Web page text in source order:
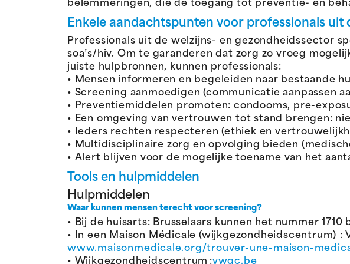
belemmeringen, die de toegang tot preventie- en
Enkele aandachtspunten voor professionals
Professionals uit de welzijns- en gezondheidssector
soa’s/hiv. Om te garanderen dat zorg zo vroeg
juiste hulpbronnen, kunnen professionals:
• Mensen informeren en begeleiden naar bestaande
• Screening aanmoedigen (communicatie aanpassen
• Preventiemiddelen promoten: condooms, pre-
• Een omgeving van vertrouwen tot stand brengen:
• Ieders rechten respecteren (ethiek en
• Multidisciplinaire zorg en opvolging bieden
• Alert blijven voor de mogelijke toename van het
Tools en hulpmiddelen
Hulpmiddelen
Waar kunnen mensen terecht voor screening?
• Bij de huisarts: Brusselaars kunnen het nummer
• In een Maison Médicale (wijkgezondheidscentrum)
www.maisonmedicale.org/trouver-une-maison-
• Wijkgezondheidscentrum :vwgc.be